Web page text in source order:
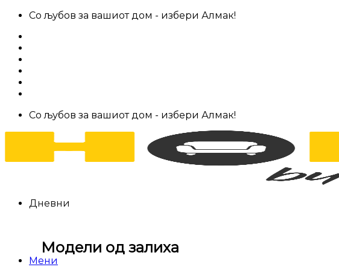
Skip
content
Со љубов за вашиот дом - избери Алмак!
Со љубов за вашиот дом - избери Алмак!
Мени
Дневни
Модели од залиха